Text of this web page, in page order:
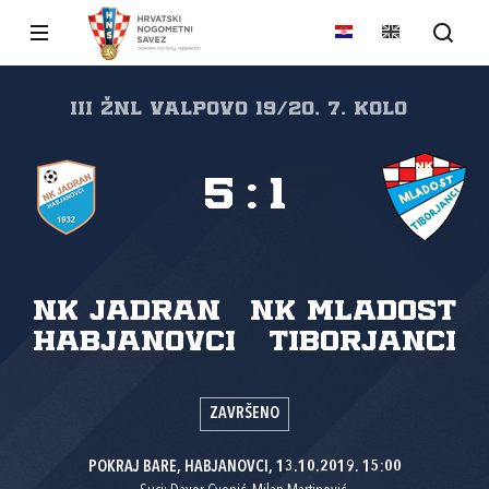
III ŽNL VALPOVO 19/20, 7. kolo
NK Jadran
Habjanovci
NK Mladost
Tiborjanci
5 : 1
ZAVRŠENO
POKRAJ BARE, HABJANOVCI, 13.10.2019. 15:00